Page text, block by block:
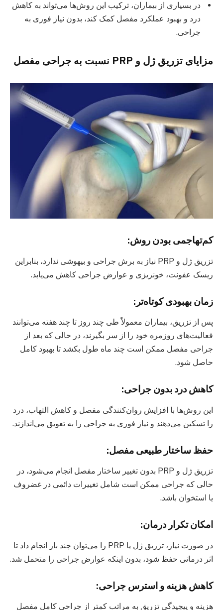
در بسیاری از بیماران، ترکیب این روش‌ها می‌تواند به کاهش
درد و بهبود عملکرد مفصل کمک کند، بدون نیاز فوری به
جراحی.
مزایای تزریق ژل و PRP نسبت به جراحی مفصل
کم‌تهاجمی بودن روش:
تزریق ژل و PRP نیاز به برش جراحی و بیهوشی ندارد، بنابراین
ریسک عفونت، خونریزی و عوارض جراحی کاهش می‌یابد.
زمان بهبودی کوتاه‌تر:
پس از تزریق، بیماران معمولاً طی چند روز تا چند هفته می‌توانند
فعالیت‌های روزمره خود را از سر بگیرند، در حالی که بعد از
جراحی مفصل ممکن است چند ماه طول بکشد تا بهبود کامل
حاصل شود.
کاهش درد بدون جراحی:
این روش‌ها با افزایش روان‌کنندگی مفصل و کاهش التهاب، درد
را تسکین می‌دهند و نیاز فوری به جراحی را به تعویق می‌اندازند.
حفظ ساختار طبیعی مفصل:
تزریق ژل و PRP بدون تغییر ساختار مفصل انجام می‌شود، در
حالی که جراحی ممکن است شامل تغییرات دائمی در غضروف
یا استخوان باشد.
امکان تکرار درمان:
در صورت نیاز، تزریق ژل یا PRP را می‌توان چند بار انجام داد تا
اثر درمانی حفظ شود، بدون اینکه عوارض جراحی را متحمل شد.
کاهش هزینه و استرس جراحی:
هزینه و پیچیدگی تزریق به مراتب کمتر از جراحی کامل مفصل